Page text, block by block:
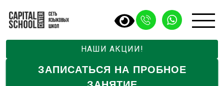
НАШИ АКЦИИ!
ЗАПИСАТЬСЯ НА ПРОБНОЕ